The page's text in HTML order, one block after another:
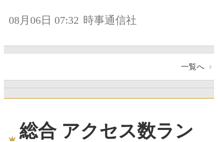
08月06日 07:32 時事通信社
一覧へ
総合 アクセス数ラン